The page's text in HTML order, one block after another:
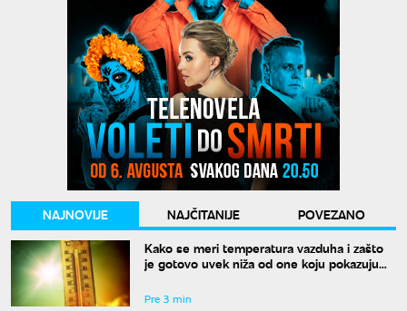
NAJNOVIJE NAJČITANIJE
POVEZANO
Kako se meri temperatura vazduha i zašto
je gotovo uvek niža od one koju pokazuju
Pre 3 min